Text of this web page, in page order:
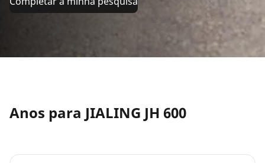
Anos para JIALING JH 600